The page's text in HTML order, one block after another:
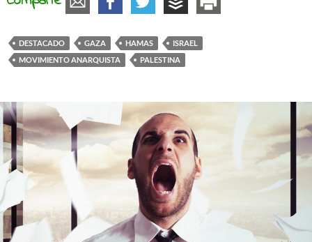
DESTACADO GAZA HAMAS
ISRAEL
MOVIMIENTO ANARQUISTA
PALESTINA